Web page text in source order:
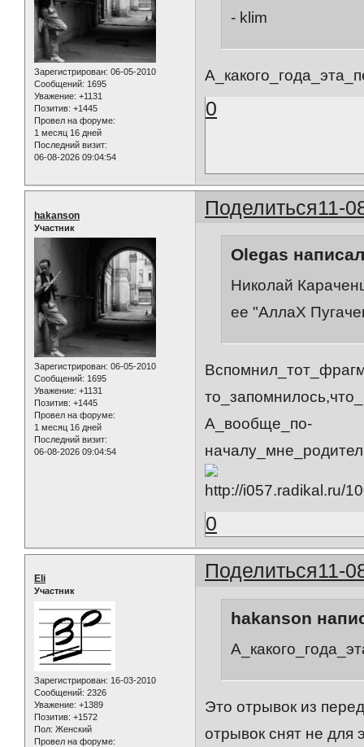
Зарегистрирован: 06-05-2010
Сообщений: 1695
Уважение: +1131
Позитив: +1445
Провел на форуме:
1 месяц 16 дней
Последний визит:
06-08-2026 09:04:54
- klim
0
Поделиться11-
hakanson
Участник
Зарегистрирован: 06-05-2010
Сообщений: 1695
Уважение: +1131
Позитив: +1445
Провел на форуме:
1 месяц 16 дней
Последний визит:
06-08-2026 09:04:54
Olegas
Николай
ее "АллаХ
А_вообще_по-
0
Поделиться11-
Eli
Участник
Зарегистрирован: 16-03-2010
Сообщений: 2326
Уважение: +1389
Позитив: +1572
Пол: Женский
Провел на форуме:
hakanson
Это отрывок из
отрывок снят не для